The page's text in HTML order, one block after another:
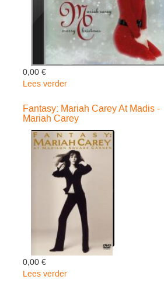
0,00 €
Lees verder
Christmas
Deluxe
Anniver
-
Mariah
Carey
Fantasy: Mariah Carey At Madis -
Mariah Carey
0,00 €
Lees verder